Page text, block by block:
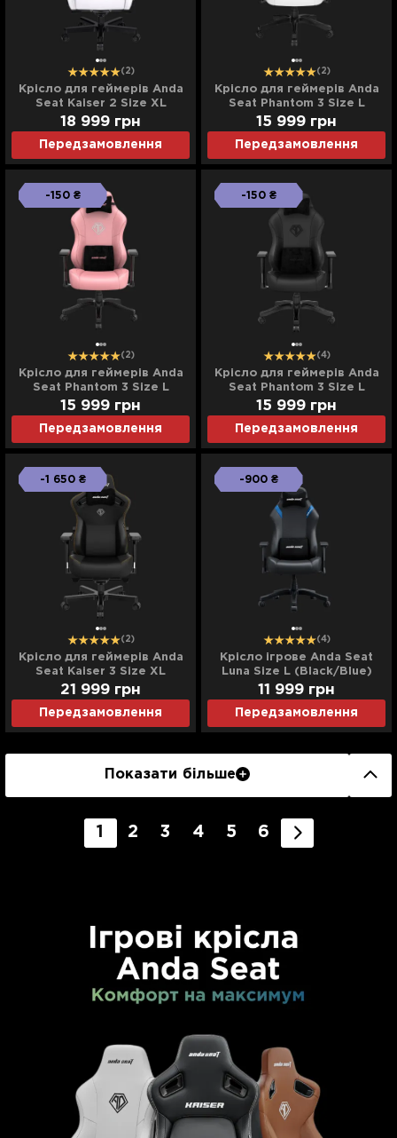
(2)
Крісло для геймерів Anda
Seat Kaiser 2 Size XL
(White) (UA)
Передзамовлення
18 999 грн
(2)
Крісло для геймерів Anda
Seat Phantom 3 Size L
(White) (UA)
Передзамовлення
15 999 грн
-150 ₴
(2)
Крісло для геймерів Anda
Seat Phantom 3 Size L
(Pink) (UA)
Передзамовлення
15 999 грн
-150 ₴
(4)
Крісло для геймерів Anda
Seat Phantom 3 Size L
(Black/Black)
Передзамовлення
15 999 грн
-1 650 ₴
(2)
Крісло для геймерів Anda
Seat Kaiser 3 Size XL
(Black) (UA)
Передзамовлення
21 999 грн
-900 ₴
(4)
Крісло ігрове Anda Seat
Luna Size L (Black/Blue)
(UA)
Передзамовлення
11 999 грн
Показати більше
1 2 3 4 5 6